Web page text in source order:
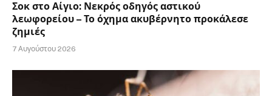
Σοκ στο Αίγιο: Νεκρός οδηγός αστικού
λεωφορείου – Το όχημα ακυβέρνητο προκάλεσε
ζημιές
7 Αυγούστου 2026